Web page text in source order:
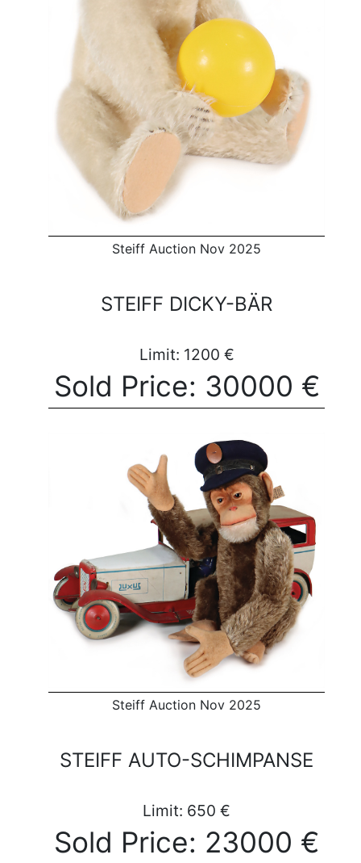
Steiff Auction Nov 2025
STEIFF DICKY-BÄR
Limit: 1200 €
Sold Price: 30000 €
Steiff Auction Nov 2025
STEIFF AUTO-SCHIMPANSE
Limit: 650 €
Sold Price: 23000 €